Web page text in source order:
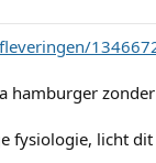
fysiologie, licht